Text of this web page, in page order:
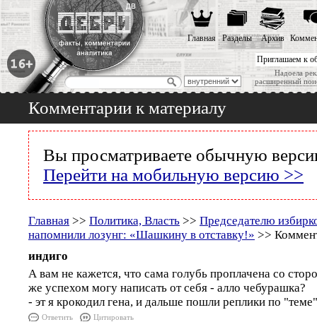
Приглашаем к
Надоела
расширенный
Главная Разделы Архив
Комментарии к материалу
Вы просматриваете обычную
Перейти на мобильную версию >>
Главная >> Политика, Власть >> Председателю
напомнили лозунг: «Шашкину в отставку!» >>
индиго
А вам не кажется, что сама голубь проплачена со
же успехом могу написать от себя - алло чебурашка?
- эт я крокодил гена, и дальше пошли реплики по
Ответить Цитировать